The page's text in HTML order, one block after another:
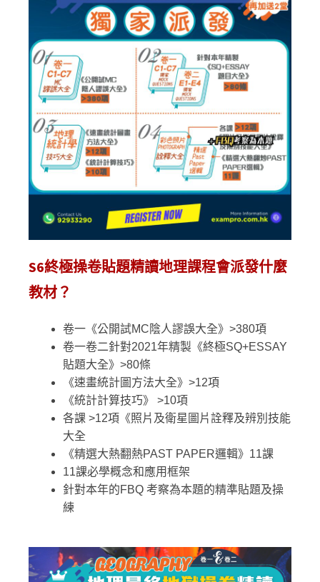
S6終極操卷貼題精讀地理課程會派發什麼
教材？
卷一《公開試MC陰人謬誤大全》>380項
卷一卷二針對2021年精製《終極SQ+ESSAY
貼題大全》>80條
《速畫統計圖方法大全》>12項
《統計計算技巧》 >10項
各課 >12項《照片及衛星圖片詮釋及辨別技能
大全
《精選大熱翻熱PAST PAPER邏輯》11課
11課必學概念和應用框架
針對本年的FBQ 考察為本題的精準貼題及操
練